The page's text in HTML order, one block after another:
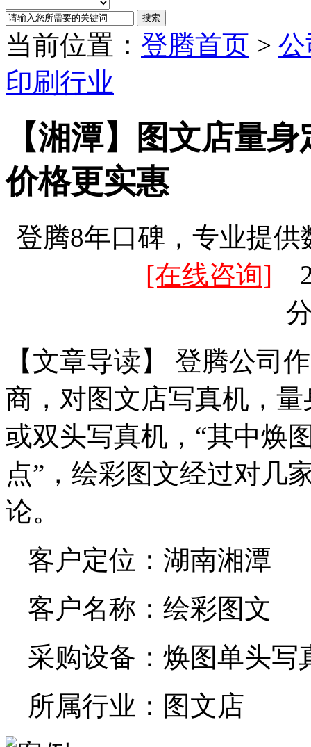
当前位置： 登腾首页 >
印刷行业
【湘潭】图文店量
价格更实惠
登腾8年口碑，专业提
[在线咨询]
【文章导读】 登腾公司
商，对图文店写真机，
或双头写真机，“其中焕
点”，绘彩图文经过对几
论。
客户定位：湖南湘潭
客户名称：绘彩图文
采购设备：焕图单头写
所属行业：图文店